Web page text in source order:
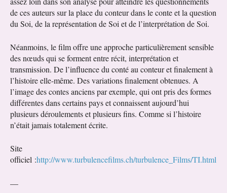
de ces auteurs sur la place du conteur dans le conte et la question
du Soi, de la représentation de Soi et de l’interprétation de Soi.
Néanmoins, le film offre une approche particulièrement sensible
des nœuds qui se forment entre récit, interprétation et
transmission. De l’influence du conté au conteur et finalement à
l’histoire elle-même. Des variations finalement obtenues. A
l’image des contes anciens par exemple, qui ont pris des formes
différentes dans certains pays et connaissent aujourd’hui
plusieurs déroulements et plusieurs fins. Comme si l’histoire
n’était jamais totalement écrite.
Site
officiel :http://www.turbulencefilms.ch/turbulence_Films/TI.html
—